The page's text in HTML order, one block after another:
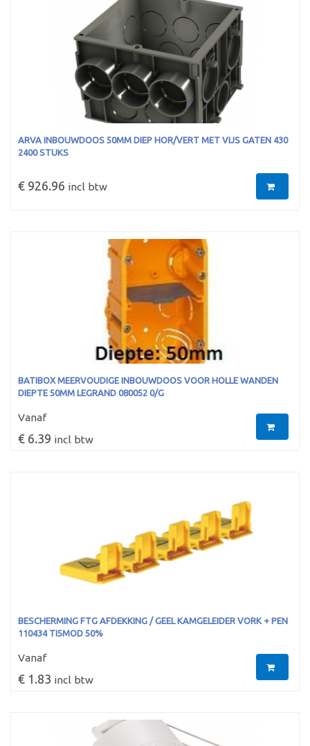
ARVA INBOUWDOOS 50MM DIEP HOR/VERT MET VIJS GATEN 430
2400 STUKS
€ 926.96 incl btw
BATIBOX MEERVOUDIGE INBOUWDOOS VOOR HOLLE WANDEN
DIEPTE 50MM LEGRAND 080052 0/G
Vanaf
€ 6.39 incl btw
BESCHERMING FTG AFDEKKING / GEEL KAMGELEIDER VORK + PEN
110434 TI5MOD 50%
Vanaf
€ 1.83 incl btw